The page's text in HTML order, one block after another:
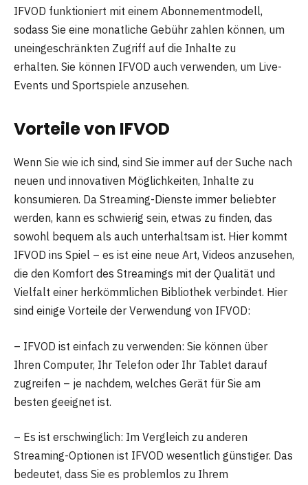
IFVOD funktioniert mit einem Abonnementmodell,
sodass Sie eine monatliche Gebühr zahlen können, um
uneingeschränkten Zugriff auf die Inhalte zu
erhalten. Sie können IFVOD auch verwenden, um Live-
Events und Sportspiele anzusehen.
Vorteile von IFVOD
Wenn Sie wie ich sind, sind Sie immer auf der Suche nach
neuen und innovativen Möglichkeiten, Inhalte zu
konsumieren. Da Streaming-Dienste immer beliebter
werden, kann es schwierig sein, etwas zu finden, das
sowohl bequem als auch unterhaltsam ist. Hier kommt
IFVOD ins Spiel – es ist eine neue Art, Videos anzusehen,
die den Komfort des Streamings mit der Qualität und
Vielfalt einer herkömmlichen Bibliothek verbindet. Hier
sind einige Vorteile der Verwendung von IFVOD:
– IFVOD ist einfach zu verwenden: Sie können über
Ihren Computer, Ihr Telefon oder Ihr Tablet darauf
zugreifen – je nachdem, welches Gerät für Sie am
besten geeignet ist.
– Es ist erschwinglich: Im Vergleich zu anderen
Streaming-Optionen ist IFVOD wesentlich günstiger. Das
bedeutet, dass Sie es problemlos zu Ihrem